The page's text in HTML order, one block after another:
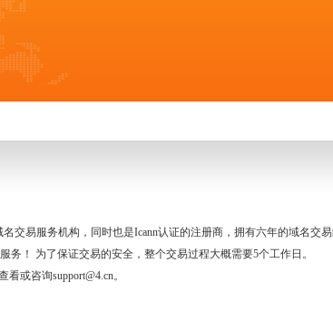
交易服务机构，同时也是Icann认证的注册商，拥有六年的域名交
务！ 为了保证交易的安全，整个交易过程大概需要5个工作日。
看或咨询support@4.cn。